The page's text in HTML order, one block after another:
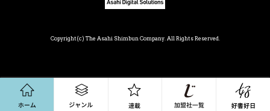
Copyright(c) The Asahi Shimbun Company. All Rights Reserved.